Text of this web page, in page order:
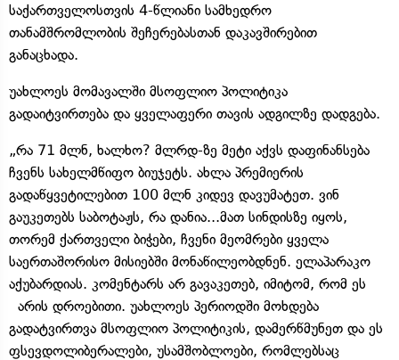
საქართველოსთვის 4-წლიანი სამხედრო
თანამშრომლობის შეჩერებასთან დაკავშირებით
განაცხადა.
უახლოეს მომავალში მსოფლიო პოლიტიკა
გადაიტვირთება და ყველაფერი თავის ადგილზე დადგება.
„რა 71 მლნ, ხალხო? მლრდ-ზე მეტი აქვს დაფინანსება
ჩვენს სახელმწიფო ბიუჯეტს. ახლა პრემიერის
გადაწყვეტილებით 100 მლნ კიდევ დავუმატეთ. ვინ
გაუკეთებს საბოტაჟს, რა დანია...მათ სინდისზე იყოს,
თორემ ქართველი ბიჭები, ჩვენი მეომრები ყველა
საერთაშორისო მისიებში მონაწილეობდნენ. ელაპარაკო
აქუბარდიას. კომენტარს არ გავაკეთებ, იმიტომ, რომ ეს
არის დროებითი. უახლოეს პერიოდში მოხდება
გადატვირთვა მსოფლიო პოლიტიკის, დამერწმუნეთ და ეს
ფსევდოლიბერალები, უსამშობლოები, რომლებსაც